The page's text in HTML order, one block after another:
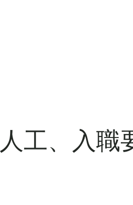
工、入職